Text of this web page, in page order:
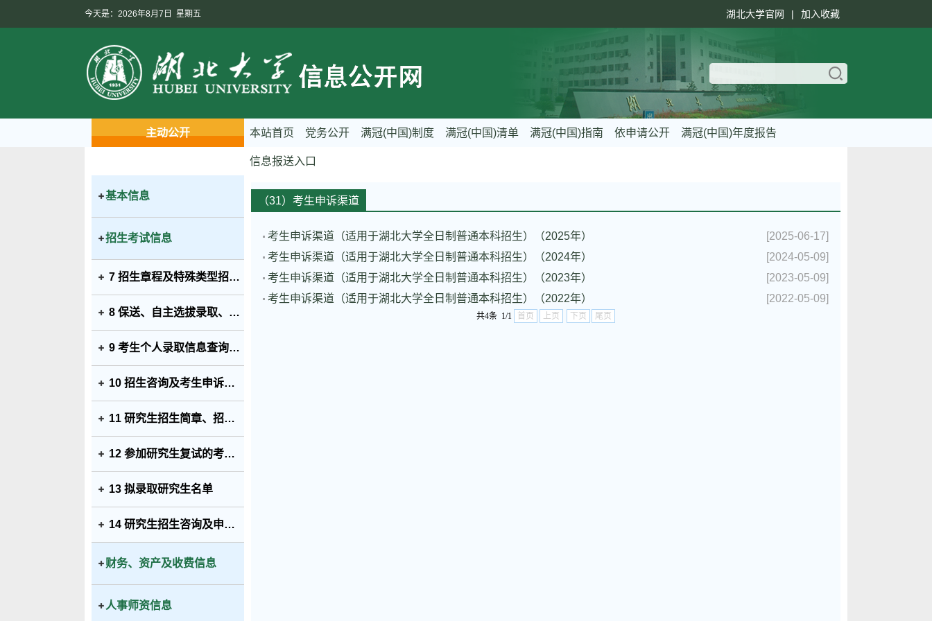
今天是：2026年8月7日 星期五 湖北大学官网 | 加入收藏
主动公开 本站首页 党务公开 满冠(中国)制度 满冠(中国)清单 满冠(中国)指南 依申请公开 满冠(中国)年度报告
信息报送入口
基本信息
招生考试信息
7 招生章程及特殊类型招生办法及分批次、分科类招生计划
8 保送、自主选拔录取、高水平运动员和艺术特长生招生等特殊类型招生入选考生资格及测试结果
9 考生个人录取信息查询渠道和办法及分批次、分科类录取人数和录取最低分
10 招生咨询及考生申诉渠道及新生复查期间有关举报、调查及处理结果
11 研究生招生简章、招生专业目录、复试录取办法及各院（系、所）或学科、专业招收研究生人数
12 参加研究生复试的考生成绩
13 拟录取研究生名单
14 研究生招生咨询及申诉渠道
财务、资产及收费信息
人事师资信息
（31）考生申诉渠道
考生申诉渠道（适用于湖北大学全日制普通本科招生）（2025年）
[2025-06-17]
考生申诉渠道（适用于湖北大学全日制普通本科招生）（2024年）
[2024-05-09]
考生申诉渠道（适用于湖北大学全日制普通本科招生）（2023年）
[2023-05-09]
考生申诉渠道（适用于湖北大学全日制普通本科招生）（2022年）
[2022-05-09]
共4条 1/1 首页 上页 下页 尾页